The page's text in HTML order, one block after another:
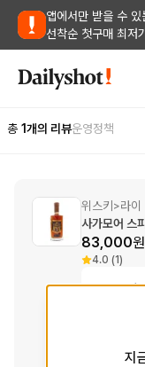
앱에서만 받을 수 있
선착순 첫구매 최저
총 1개의 리뷰운영정책
위스키 >라이
사가모어 스
83,000원
4.0 (1)
Taste
지